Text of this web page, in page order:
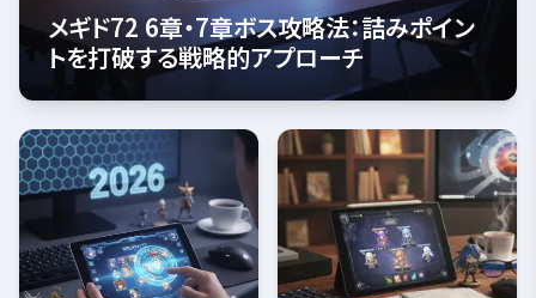
メギド72 6章・7章ボス攻略法：詰みポイン
トを打破する戦略的アプローチ